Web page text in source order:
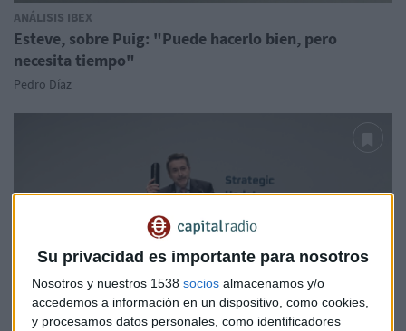
Su privacidad es importante para nosotros
Nosotros y nuestros 1538 socios almacenamos y/o
accedemos a información en un dispositivo, como cookies,
y procesamos datos personales, como identificadores
ANÁLISIS IBEX
Esteve, sobre Puig: "Puede hacerlo bien, pero
necesita tiempo"
Pedro Díaz